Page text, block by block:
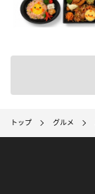
トップ グルメ